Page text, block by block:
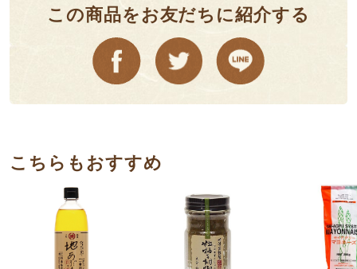
この商品をお友だちに紹介する
こちらもおすすめ